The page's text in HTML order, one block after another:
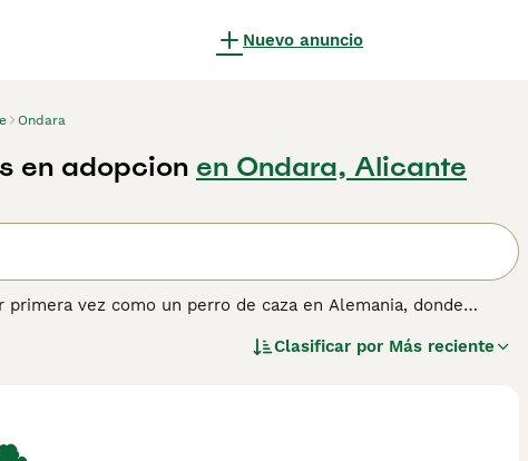
Nuevo anuncio
Ondara
en adopcion en Ondara, Alicante
vez como un perro de caza en Alemania, donde
en el campo. Como resultado, el Braco Alemán de Pelo
perro.
Clasificar por Más reciente